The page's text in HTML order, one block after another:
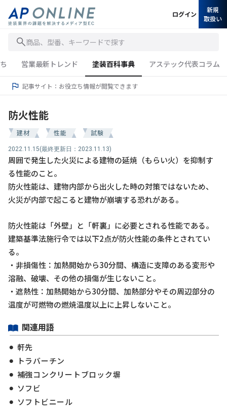
商品、型番、キーワードで探す
ログイン
新規
取扱い
営業最新トレンド 塗装百科事典 アステック代表コラム
記事サイト：お役立ち情報が閲覧できます
防火性能
建材 性能 試験
2022.11.15(最終更新日：2023.11.13)
周囲で発生した火災による建物の延焼（もらい火）を抑制す
る性能のこと。
防火性能は、建物内部から出火した時の対策ではないため、
火災が内部で起こると建物が崩壊する恐れがある。
防火性能は「外壁」と「軒裏」に必要とされる性能である。
建築基準法施行令では以下2点が防火性能の条件とされてい
る。
・非損傷性：加熱開始から30分間、構造に支障のある変形や
溶融、破壊、その他の損傷が生じないこと。
・遮熱性：加熱開始から30分間、加熱部分やその周辺部分の
温度が可燃物の燃焼温度以上に上昇しないこと。
関連用語
軒先
トラバーチン
補強コンクリートブロック塀
ソフビ
ソフトビニール